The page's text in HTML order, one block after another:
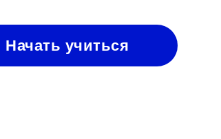
Начать учиться